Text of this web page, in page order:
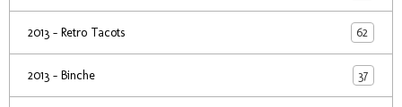
2013 - Retro Tacots 62
2013 - Binche 37